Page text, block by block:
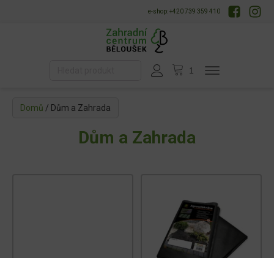
e-shop: +420 739 359 410
1
Domů / Dům a Zahrada
Dům a Zahrada